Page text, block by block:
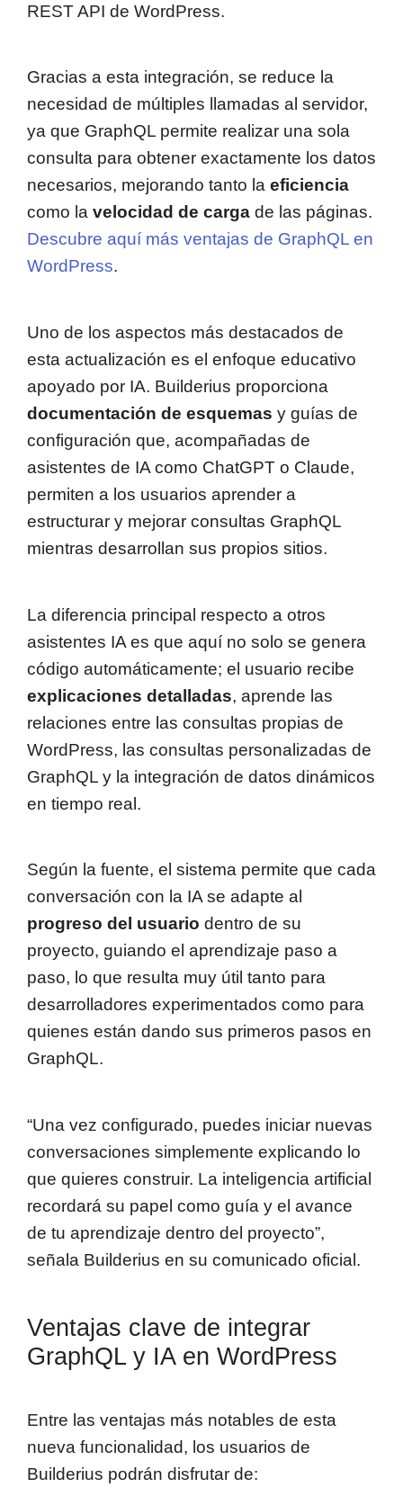
REST API de WordPress.
Gracias a esta integración, se reduce la
necesidad de múltiples llamadas al servidor,
ya que GraphQL permite realizar una sola
consulta para obtener exactamente los datos
necesarios, mejorando tanto la eficiencia
como la velocidad de carga de las páginas.
Descubre aquí más ventajas de GraphQL en
WordPress.
Uno de los aspectos más destacados de
esta actualización es el enfoque educativo
apoyado por IA. Builderius proporciona
documentación de esquemas y guías de
configuración que, acompañadas de
asistentes de IA como ChatGPT o Claude,
permiten a los usuarios aprender a
estructurar y mejorar consultas GraphQL
mientras desarrollan sus propios sitios.
La diferencia principal respecto a otros
asistentes IA es que aquí no solo se genera
código automáticamente; el usuario recibe
explicaciones detalladas, aprende las
relaciones entre las consultas propias de
WordPress, las consultas personalizadas de
GraphQL y la integración de datos dinámicos
en tiempo real.
Según la fuente, el sistema permite que cada
conversación con la IA se adapte al
progreso del usuario dentro de su
proyecto, guiando el aprendizaje paso a
paso, lo que resulta muy útil tanto para
desarrolladores experimentados como para
quienes están dando sus primeros pasos en
GraphQL.
“Una vez configurado, puedes iniciar nuevas
conversaciones simplemente explicando lo
que quieres construir. La inteligencia artificial
recordará su papel como guía y el avance
de tu aprendizaje dentro del proyecto”,
señala Builderius en su comunicado oficial.
Ventajas clave de integrar
GraphQL y IA en WordPress
Entre las ventajas más notables de esta
nueva funcionalidad, los usuarios de
Builderius podrán disfrutar de: